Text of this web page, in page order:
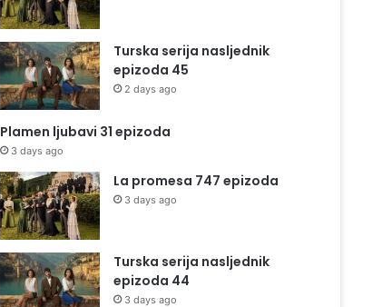
Turska serija nasljednik
epizoda 45
2 days ago
Plamen ljubavi 31 epizoda
3 days ago
La promesa 747 epizoda
3 days ago
Turska serija nasljednik
epizoda 44
3 days ago